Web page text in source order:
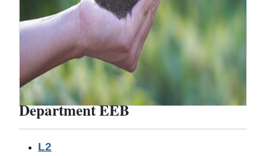
Exam schedules [Second semester
for the 2025-2026 academic year],
Department EEB
L2